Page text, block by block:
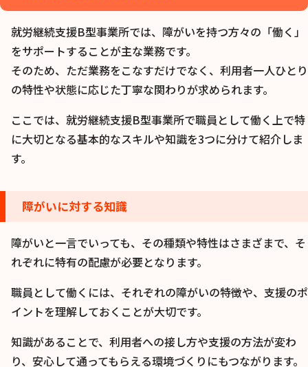
就労継続支援B型事業所では、障がいを持つ方々の「働く」
をサポートすることが主な業務です。
そのため、ただ業務をこなすだけでなく、利用者一人ひとり
の特性や状態に応じた丁寧な関わりが求められます。
ここでは、就労継続支援B型事業所で職員として働く上で特
に大切となる基本的なスキルや知識を3つに分けて紹介しま
す。
障がいに対する知識
障がいと一言でいっても、その種類や特性はさまざまで、そ
れぞれに特有の配慮が必要となります。
職員として働くには、それぞれの障がいの特徴や、支援のポ
イントを理解しておくことが大切です。
知識があることで、利用者への接し方や支援の方法が変わ
り、安心して通ってもらえる環境づくりにもつながります。